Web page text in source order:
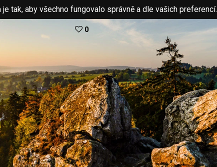
tak, aby všechno fungovalo správně a dle vašich preferencí.
0